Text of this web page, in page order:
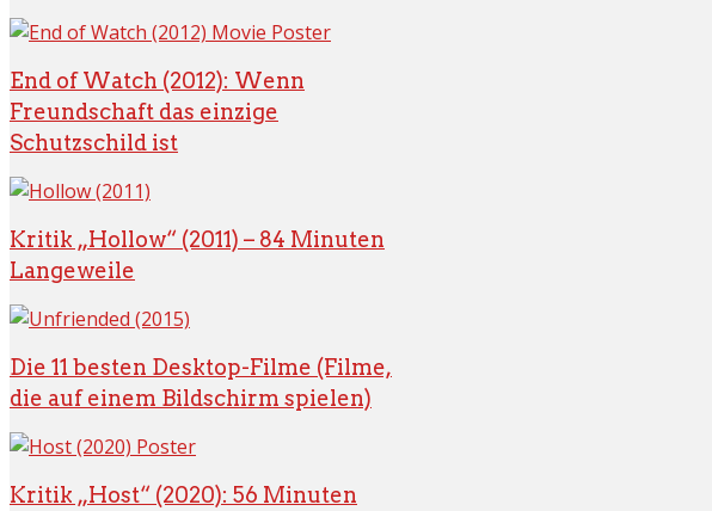
End of Watch (2012): Wenn
Freundschaft das einzige
Schutzschild ist
Kritik „Hollow“ (2011) – 84 Minuten
Langeweile
Die 11 besten Desktop-Filme (Filme,
die auf einem Bildschirm spielen)
Kritik „Host“ (2020): 56 Minuten